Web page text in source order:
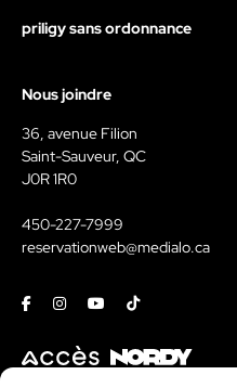
priligy sans ordonnance
Nous joindre
36, avenue Filion
Saint-Sauveur, QC
J0R 1R0
450-227-7999
reservationweb@medialo.ca
FacebookInstagramYoutubeTiktok